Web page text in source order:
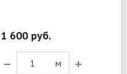
1 600 руб.
м